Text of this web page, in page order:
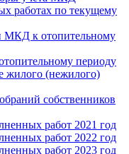
работах по текущему
МКД к отопительному
периоду
жилого (нежилого)
собственников
работ 2021 год
работ 2022 год
работ 2023 год